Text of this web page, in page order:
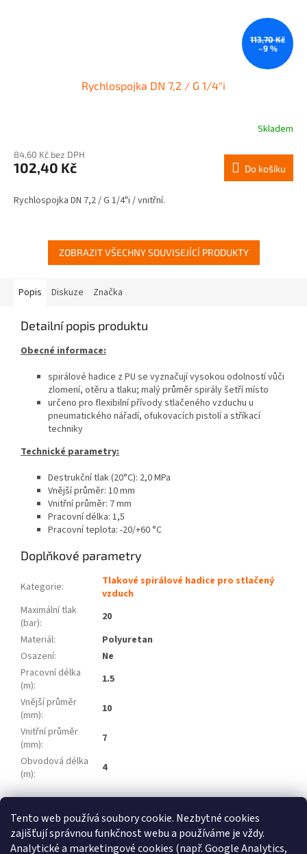
Tento web používá soubory cookie. Nezbytné cookies
zajišťují správnou funkčnost webu a používáme je vždy.
Analytické a marketingové cookies (např. Google Analytics,
113,70 Kč
–9 %
Rychlospojka DN 7,2 / G 1/4"i
Skladem
84,60 Kč bez DPH
102,40 Kč Do košíku
Rychlospojka DN 7,2 / G 1/4"i / vnitřní.
ZOBRAZIT VŠECHNY SOUVISEJÍCÍ PRODUKTY
Popis Diskuze Značka
Detailní popis produktu
Obecné informace:
spirálové hadice z PU se vyznačují vysokou odolností vůči
zlomení, otěru a tlaku; malý průměr spirály šetří místo
určeno pro flexibilní přívody stlačeného vzduchu u
pneumatického nářadí, ofukovacích pistolí a stříkací
techniky
Technické parametry:
Destrukční tlak (20°C): 2,0 MPa
Vnější průměr: 10 mm
Vnitřní průměr: 7 mm
Pracovní délka: 1,5
Pracovní teplota: -20/+60 °C
Doplňkové parametry
Kategorie:
Tlakové spirálové hadice pro stlačený
vzduch
Maximální tlak
(bar):
20
Materiál:
Polyuretan
Osazení:
Ne
Pracovní délka
(m):
1.5
Vnější průměr
(mm):
10
Vnitřní průměr
(mm):
7
Obvodová délka
(m): 4
Atlas Copco Schneider Airsystems ATMOS BEKO Technologies
METAL WORK Pneumatic Inaircom